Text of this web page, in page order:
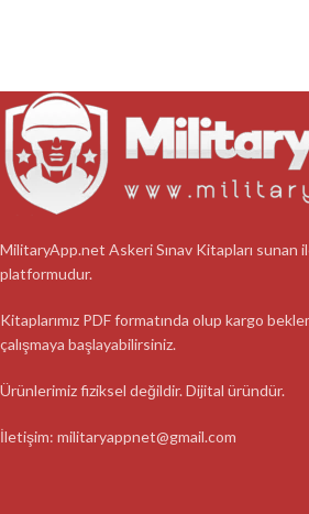
MilitaryApp.net Askeri Sınav Kitapları sunan
platformudur.
Kitaplarımız PDF formatında olup kargo
çalışmaya başlayabilirsiniz.
Ürünlerimiz fiziksel değildir. Dijital üründür.
İletişim: militaryappnet@gmail.com